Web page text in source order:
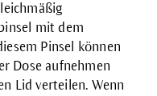
mit dem
Pinsel können
Dose aufnehmen
Lid verteilen. Wenn